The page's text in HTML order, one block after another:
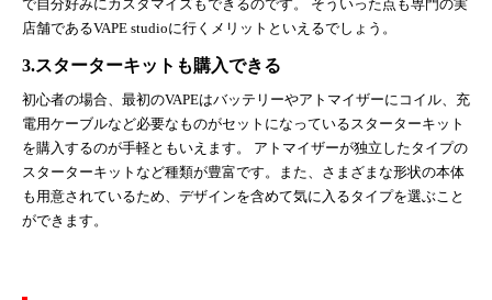
で自分好みにカスタマイズもできるのです。 そういった点も専門の実
店舗であるVAPE studioに行くメリットといえるでしょう。
3.スターターキットも購入できる
初心者の場合、最初のVAPEはバッテリーやアトマイザーにコイル、充
電用ケーブルなど必要なものがセットになっているスターターキット
を購入するのが手軽ともいえます。 アトマイザーが独立したタイプの
スターターキットなど種類が豊富です。また、さまざまな形状の本体
も用意されているため、デザインを含めて気に入るタイプを選ぶこと
ができます。